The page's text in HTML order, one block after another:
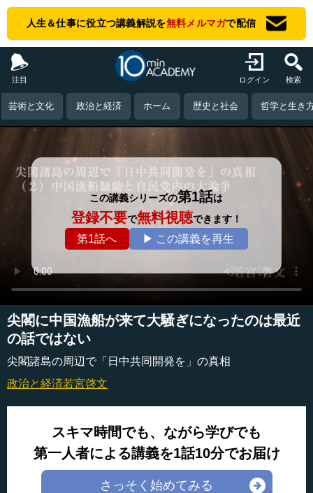
人生＆仕事に役立つ講義解説を無料メルマガで配信
注目 ログイン 検索
芸術と文化 政治と経済 ホーム 歴史と社会 哲学と生き
この講義シリーズの第1話は
登録不要で無料視聴できます！
第1話へ ▶ この講義を再生
尖閣に中国漁船が来て大騒ぎになったのは最近
の話ではない
尖閣諸島の周辺で「日中共同開発を」の真相
政治と経済若宮啓文
スキマ時間でも、ながら学びでも
第一人者による講義を1話10分でお届け
さっそく始めてみる